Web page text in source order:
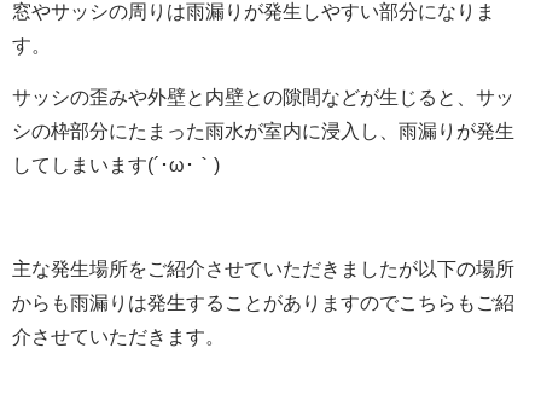
窓やサッシの周りは雨漏りが発生しやすい部分になりま
す。
サッシの歪みや外壁と内壁との隙間などが生じると、サッ
シの枠部分にたまった雨水が室内に浸入し、雨漏りが発生
してしまいます(´･ω･｀)
主な発生場所をご紹介させていただきましたが以下の場所
からも雨漏りは発生することがありますのでこちらもご紹
介させていただきます。